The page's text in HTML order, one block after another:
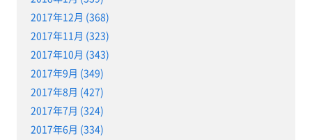
2017年12月 (368)
2017年11月 (323)
2017年10月 (343)
2017年9月 (349)
2017年8月 (427)
2017年7月 (324)
2017年6月 (334)